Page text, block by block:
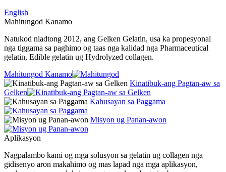
English
Mahitungod Kanamo
Natukod niadtong 2012, ang Gelken Gelatin, usa ka propesyonal
nga tiggama sa paghimo og taas nga kalidad nga Pharmaceutical
gelatin, Edible gelatin ug Hydrolyzed collagen.
Mahitungod Kanamo
Kinatibuk-ang Pagtan-aw sa
Gelken
Kahusayan sa Paggama
Misyon ug Panan-awon
Aplikasyon
Nagpalambo kami og mga solusyon sa gelatin ug collagen nga
gidisenyo aron makahimo og mas lapad nga mga aplikasyon,